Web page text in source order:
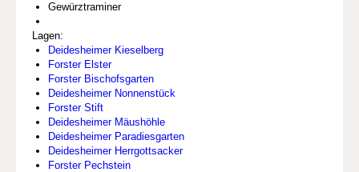
Gewürztraminer
Lagen:
Deidesheimer Kieselberg
Forster Elster
Forster Bischofsgarten
Deidesheimer Nonnenstück
Forster Stift
Deidesheimer Mäushöhle
Deidesheimer Paradiesgarten
Deidesheimer Herrgottsacker
Forster Pechstein